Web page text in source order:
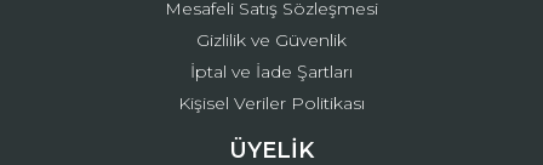
Mesafeli Satış Sözleşmesi
Gizlilik ve Güvenlik
İptal ve İade Şartları
Kişisel Veriler Politikası
ÜYELİK